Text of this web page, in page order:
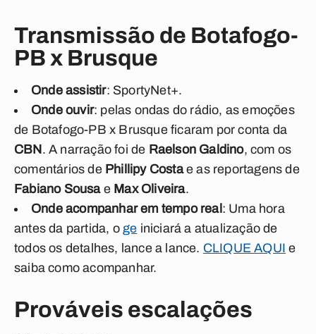
Transmissão de Botafogo-
PB x Brusque
Onde assistir: SportyNet+.
Onde ouvir: pelas ondas do rádio, as emoções
de Botafogo-PB x Brusque ficaram por conta da
CBN . A narração foi de Raelson Galdino, com os
comentários de Phillipy Costae as reportagens de
Fabiano Sousae Max Oliveira.
Onde acompanhar em tempo real : Uma hora
antes da partida, o ge iniciará a atualização de
todos os detalhes, lance a lance. CLIQUE AQUI e
saiba como acompanhar.
Prováveis escalações